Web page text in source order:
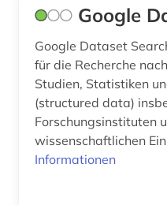
Google
Google Dataset
für die Recherche
Studien, Statistiken
(structured data)
Forschungsinstituten
wissenschaftlichen
Informationen